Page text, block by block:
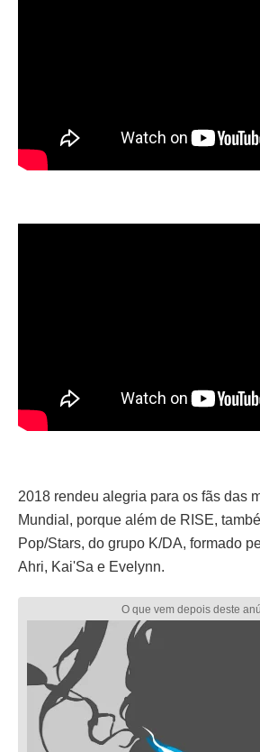
2018 rendeu alegria para os fãs das
Mundial, porque além de RISE,
Pop/Stars, do grupo K/DA, formado
Ahri, Kai'Sa e Evelynn.